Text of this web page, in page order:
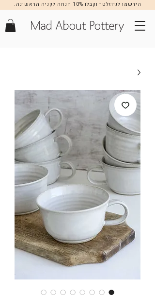
הירשמו לניוזלטר וקבלו 10% הנחה לקניה הראשונה.
הרשמה >>